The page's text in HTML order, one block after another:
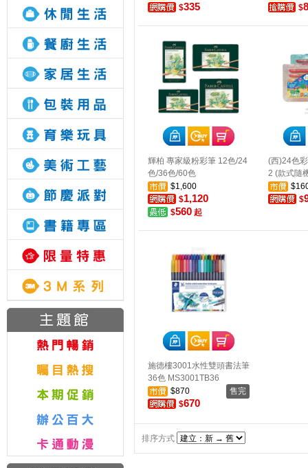
$335
$
輝柏 專家級粉彩筆 12色/24
色/36色/60色
$1,600
$1,120
$560起
(西)24色
2 (款式隨
$
施德樓3001水性雙頭書法筆
36色 MS3001TB36
售完
$870
$670
排序方式